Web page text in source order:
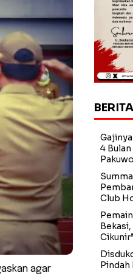
agar
4
Club
Pindah